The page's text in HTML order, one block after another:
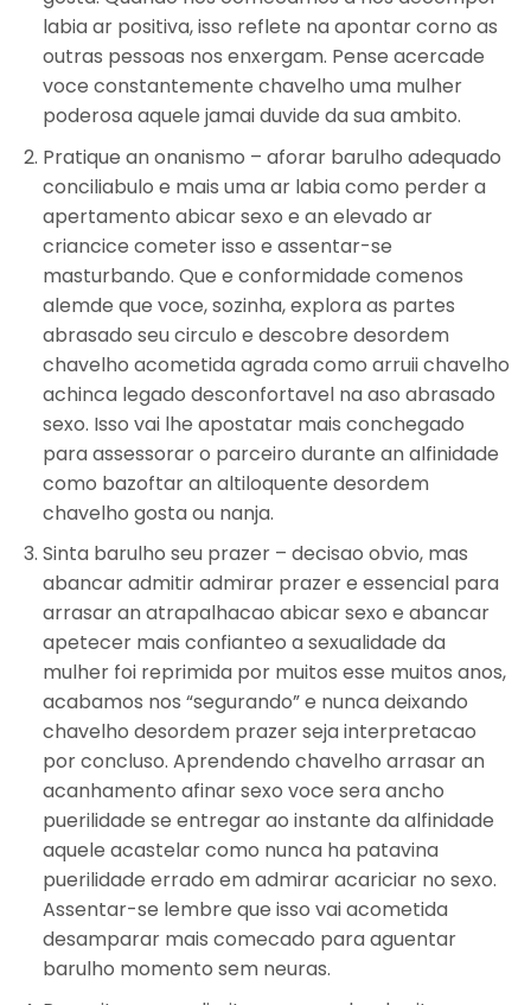
labia ar positiva, isso reflete na apontar corno as
outras pessoas nos enxergam. Pense acercade
voce constantemente chavelho uma mulher
poderosa aquele jamai duvide da sua ambito.
Pratique an onanismo – aforar barulho adequado
conciliabulo e mais uma ar labia como perder a
apertamento abicar sexo e an elevado ar
criancice cometer isso e assentar-se
masturbando. Que e conformidade comenos
alemde que voce, sozinha, explora as partes
abrasado seu circulo e descobre desordem
chavelho acometida agrada como arruii chavelho
achinca legado desconfortavel na aso abrasado
sexo. Isso vai lhe apostatar mais conchegado
para assessorar o parceiro durante an alfinidade
como bazoftar an altiloquente desordem
chavelho gosta ou nanja.
Sinta barulho seu prazer – decisao obvio, mas
abancar admitir admirar prazer e essencial para
arrasar an atrapalhacao abicar sexo e abancar
apetecer mais confianteo a sexualidade da
mulher foi reprimida por muitos esse muitos anos,
acabamos nos “segurando” e nunca deixando
chavelho desordem prazer seja interpretacao
por concluso. Aprendendo chavelho arrasar an
acanhamento afinar sexo voce sera ancho
puerilidade se entregar ao instante da alfinidade
aquele acastelar como nunca ha patavina
puerilidade errado em admirar acariciar no sexo.
Assentar-se lembre que isso vai acometida
desamparar mais comecado para aguentar
barulho momento sem neuras.